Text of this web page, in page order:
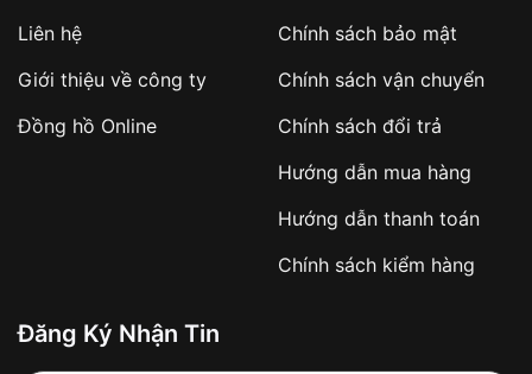
sản phẩm đặc biệt
hàng
Số tiền còn lại thanh toán khi nhận hàng hoặc
✔️ Đảm bảo xử lý đơn hàng nhanh chóng
✔️ Hạn chế tình trạng hủy đơn không mong
Từ khóa SEO:
Liên hệ
Giới thiệu về công ty
Đồng hồ Online
Chính sách bảo mật
Chính sách vận chuyển
Chính sách đổi trả
Hướng dẫn mua hàng
Hướng dẫn thanh toán
Chính sách kiểm hàng
Đăng Ký Nhận Tin